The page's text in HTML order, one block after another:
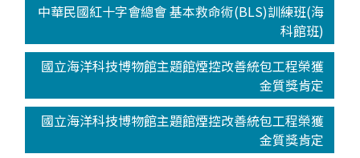
中華民國紅十字會總會 基本救命術(BLS)訓練班(海
科館班)
國立海洋科技博物館主題館煙控改善統包工程榮獲
金質獎肯定
國立海洋科技博物館主題館煙控改善統包工程榮獲
金質獎肯定